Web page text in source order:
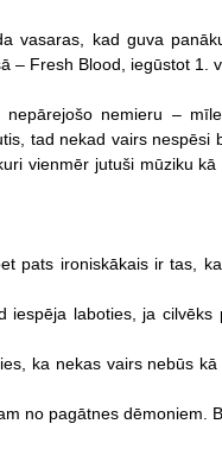
vasaras, kad guva
– Fresh Blood, iegūstot 1.
nemieru –
tad nekad vairs
vienmēr jutuši mūziku
pats ironiskākais ir tas,
iespēja laboties, ja
ka nekas vairs nebūs
no pagātnes dēmoniem.